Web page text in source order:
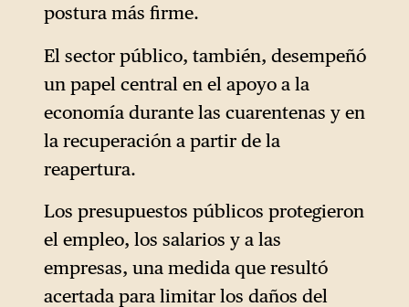
postura más firme.
El sector público, también, desempeñó
un papel central en el apoyo a la
economía durante las cuarentenas y en
la recuperación a partir de la
reapertura.
Los presupuestos públicos protegieron
el empleo, los salarios y a las
empresas, una medida que resultó
acertada para limitar los daños del